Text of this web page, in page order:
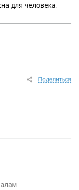
для человека.
Поделиться